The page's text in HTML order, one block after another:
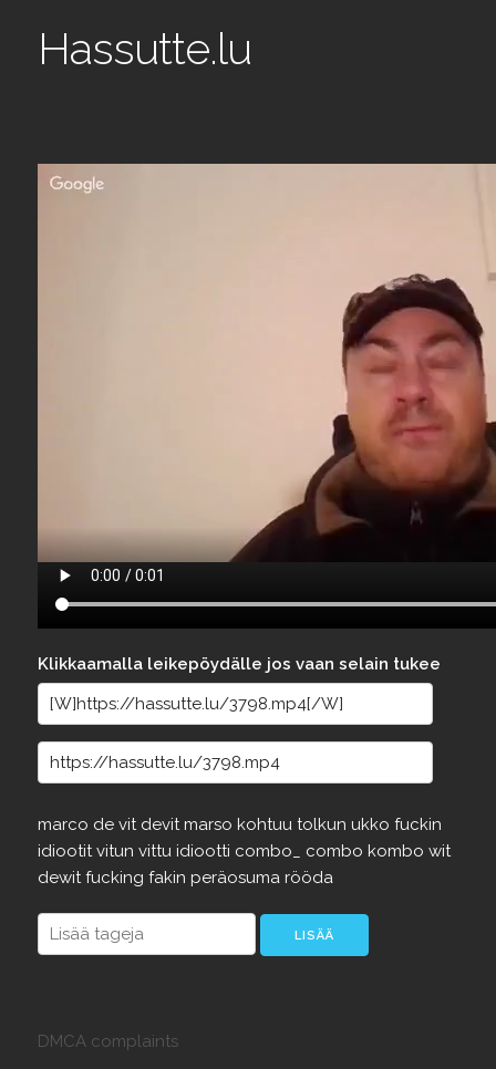
Hassutte.lu
Klikkaamalla leikepöydälle jos vaan selain tukee
marco de vit devit marso kohtuu tolkun ukko fuckin
idiootitvitun vittu idiootti combo_ combo kombo wit
dewitfucking fakin peräosuma rööda
DMCA complaints